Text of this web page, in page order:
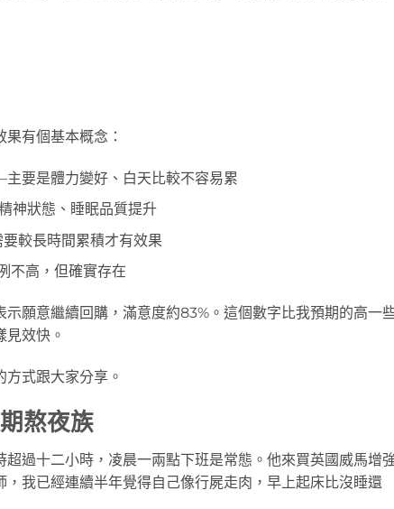
有個基本概念：
要是體力變好、白天比較不容易累
神狀態、睡眠品質提升
較長時間累積才有效果
高，但確實存在
願意繼續回購，滿意度約83%。這個數字比我預期的高一
效快。
式跟大家分享。
熬夜族
過十二小時，凌晨一兩點下班是常態。他來買英國威馬增
我已經連續半年覺得自己像行屍走肉，早上起床比沒睡還